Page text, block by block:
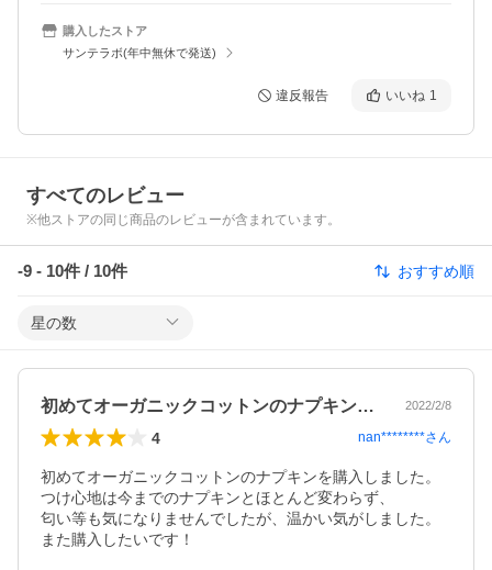
購入したストア
サンテラボ(年中無休で発送)
違反報告 いいね 1
すべてのレビュー
※他ストアの同じ商品のレビューが含まれています。
-9 - 10件 / 10件 おすすめ順
星の数
初めてオーガニックコットンのナプキンを… 2022/2/8
4 nan********さん
初めてオーガニックコットンのナプキンを購入しました。
つけ心地は今までのナプキンとほとんど変わらず、
匂い等も気になりませんでしたが、温かい気がしました。
また購入したいです！